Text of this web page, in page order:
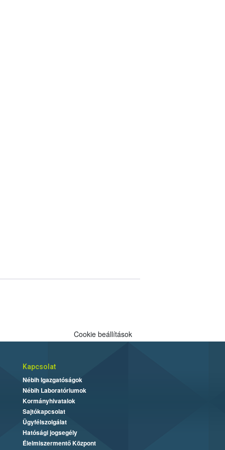
Cookie beállítások
Kapcsolat
Nébih Igazgatóságok
Nébih Laboratóriumok
Kormányhivatalok
Sajtókapcsolat
Ügyfélszolgálat
Hatósági jogsegély
Élelmiszermentő Központ